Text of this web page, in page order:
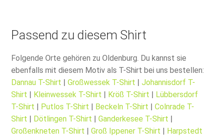
Passend zu diesem Shirt
Folgende Orte gehören zu Oldenburg. Du kannst sie
ebenfalls mit diesem Motiv als T-Shirt bei uns bestellen:
Dannau T-Shirt
Großwessek T-Shirt
Johannisdorf T-
Shirt
Kleinwessek T-Shirt Kröß T-Shirt
Lübbersdorf
T-Shirt
Putlos T-Shirt Beckeln T-Shirt
Colnrade T-
Shirt
Dötlingen T-Shirt Ganderkesee T-Shirt
Großenkneten T-Shirt
Groß Ippener T-Shirt
Harpstedt